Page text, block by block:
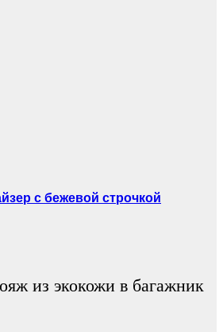
с бежевой строчкой
из экокожи в багажник